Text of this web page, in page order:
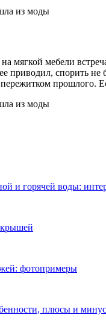
на мягкой мебели
приводил, спорить
прошлого.
и горячей воды:
фотопримеры
плюсы и